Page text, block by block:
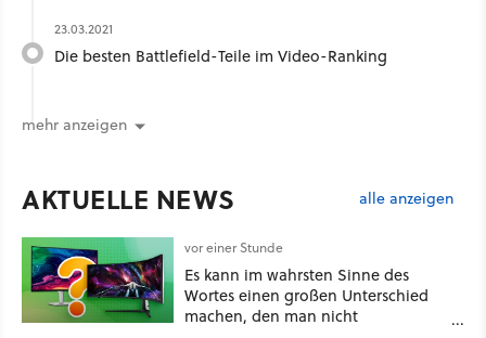
23.03.2021
Die besten Battlefield-Teile im Video-Ranking
mehr anzeigen
AKTUELLE NEWS alle anzeigen
vor einer Stunde
Es kann im wahrsten Sinne des
Wortes einen großen Unterschied
machen, den man nicht